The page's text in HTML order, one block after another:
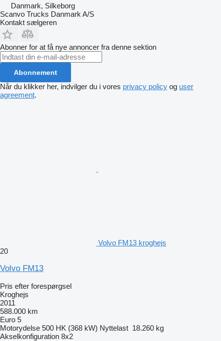
Danmark, Silkeborg
Scanvo Trucks Danmark A/S
Kontakt sælgeren
Abonner for at få nye annoncer fra denne sektion
Abonnement
Når du klikker her, indvilger du i vores privacy policy og user
agreement.
Volvo FM13 kroghejs
20
Volvo FM13
Pris efter forespørgsel
Kroghejs
2011
588.000 km
Euro 5
Motorydelse 500 HK (368 kW) Nyttelast 18.260 kg
Akselkonfiguration 8x2